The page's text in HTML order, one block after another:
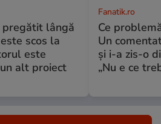
lângă
scos la
este
alt proiect
Fanatik.ro
Ce
Un
și i-a zis-o
„Nu e ce